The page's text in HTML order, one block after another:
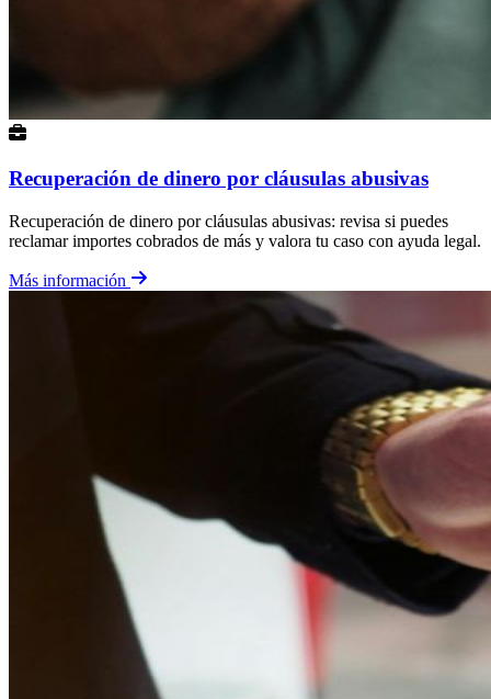
Recuperación de dinero por cláusulas abusivas
Recuperación de dinero por cláusulas abusivas: revisa si puedes
reclamar importes cobrados de más y valora tu caso con ayuda legal.
Más información